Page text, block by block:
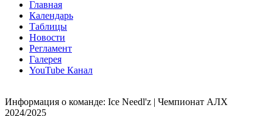
Главная
Календарь
Таблицы
Новости
Регламент
Галерея
YouTube Канал
Информация о команде: Ice Needl'z | Чемпионат АЛХ
2024/2025